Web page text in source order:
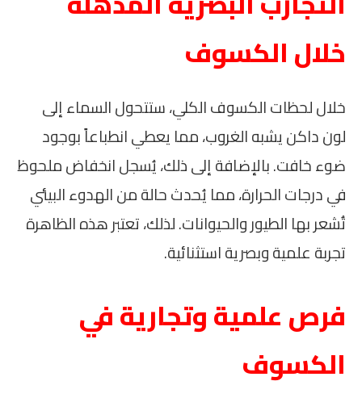
خلال الكسوف
خلال لحظات الكسوف الكلي، ستتحول السماء إلى
لون داكن يشبه الغروب، مما يعطي انطباعاً بوجود
ضوء خافت. بالإضافة إلى ذلك، يُسجل انخفاض ملحوظ
في درجات الحرارة، مما يُحدث حالة من الهدوء البيئي
تُشعر بها الطيور والحيوانات. لذلك، تعتبر هذه الظاهرة
تجربة علمية وبصرية استثنائية.
فرص علمية وتجارية في
الكسوف